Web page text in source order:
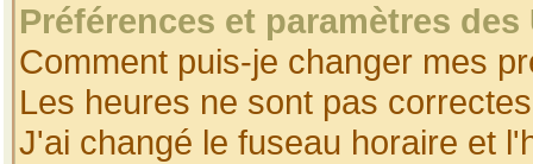
Préférences et paramètres
Comment puis-je changer mes
Les heures ne sont pas
J'ai changé le fuseau horaire et